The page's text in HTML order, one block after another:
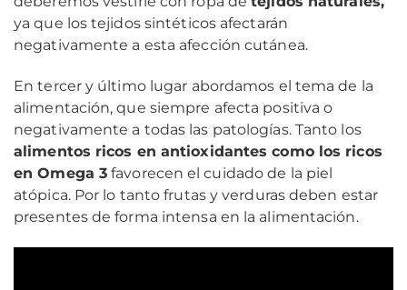
ya que los tejidos sintéticos afectarán
negativamente a esta afección cutánea.
En tercer y último lugar abordamos el tema de la
alimentación, que siempre afecta positiva o
negativamente a todas las patologías. Tanto los
alimentos ricos en antioxidantes como los ricos
en Omega 3 favorecen el cuidado de la piel
atópica. Por lo tanto frutas y verduras deben estar
presentes de forma intensa en la alimentación.